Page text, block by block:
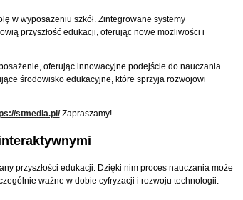
w wyposażeniu szkół. Zintegrowane systemy
przyszłość edukacji, oferując nowe możliwości i
oferując innowacyjne podejście do nauczania.
środowisko edukacyjne, które sprzyja rozwojowi
stmedia.pl/ Zapraszamy!
przyszłości edukacji. Dzięki nim proces nauczania może
ważne w dobie cyfryzacji i rozwoju technologii.